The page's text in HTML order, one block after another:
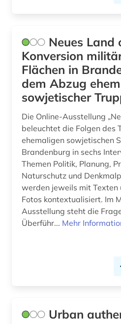
Neues Land
Konversion
Flächen in
dem Abzug
sowjetischer
Die Online-Ausstellung
beleuchtet die Folgen des
ehemaligen sowjetischen
Brandenburg in sechs
Themen Politik, Planung,
Naturschutz und
werden jeweils mit Texten
Fotos kontextualisiert. Im
Ausstellung steht die
Überführ... Mehr
Urban